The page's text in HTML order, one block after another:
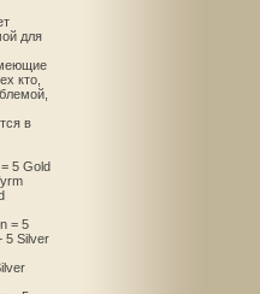
для
кто,
в
5 Gold
= 5
5 Silver